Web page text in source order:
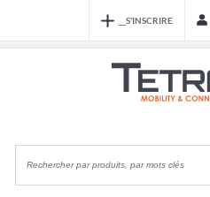
__S'INSCRIRE